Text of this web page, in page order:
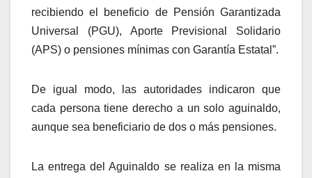
recibiendo el beneficio de Pensión Garantizada
Universal (PGU), Aporte Previsional Solidario
(APS) o pensiones mínimas con Garantía Estatal”.
De igual modo, las autoridades indicaron que
cada persona tiene derecho a un solo aguinaldo,
aunque sea beneficiario de dos o más pensiones.
La entrega del Aguinaldo se realiza en la misma